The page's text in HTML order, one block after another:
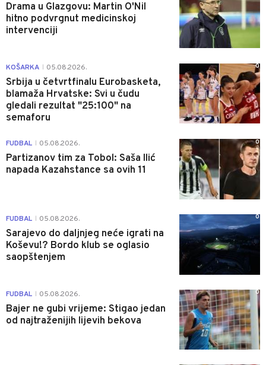
Drama u Glazgovu: Martin O'Nil
hitno podvrgnut medicinskoj
intervenciji
KOŠARKA 05.08.2026.
Srbija u četvrtfinalu Eurobasketa,
blamaža Hrvatske: Svi u čudu
gledali rezultat "25:100" na
semaforu
0
FUDBAL 05.08.2026.
Partizanov tim za Tobol: Saša Ilić
napada Kazahstance sa ovih 11
0
FUDBAL 05.08.2026.
Sarajevo do daljnjeg neće igrati na
Koševu!? Bordo klub se oglasio
saopštenjem
0
FUDBAL 05.08.2026.
Bajer ne gubi vrijeme: Stigao jedan
od najtraženijih lijevih bekova
0